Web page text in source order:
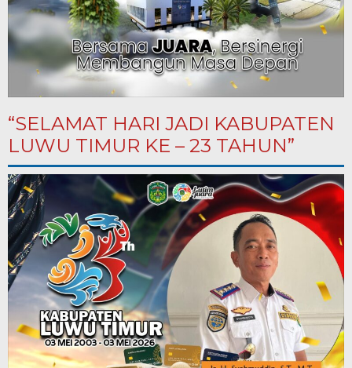
“SELAMAT HARI JADI KABUPATEN
LUWU TIMUR KE – 23 TAHUN”